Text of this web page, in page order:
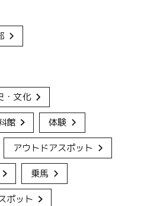
・文化
館 体験
アウトドアスポット
乗馬
ポット